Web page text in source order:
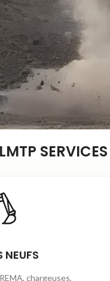
LMTP
NEUFS
chargeuses,